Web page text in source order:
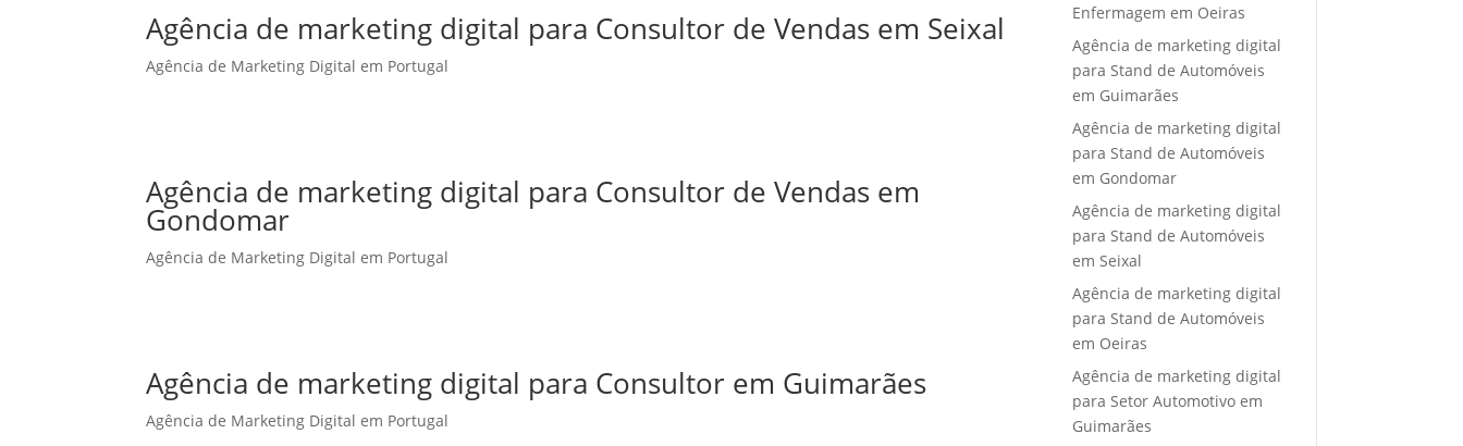
Agência de marketing digital para Consultor de Vendas em Seixal
Agência de Marketing Digital em Portugal
Agência de marketing digital para Consultor de Vendas em
Gondomar
Agência de Marketing Digital em Portugal
Agência de marketing digital para Consultor em Guimarães
Agência de Marketing Digital em Portugal
Enfermagem em Oeiras
Agência de marketing digital
para Stand de Automóveis
em Guimarães
Agência de marketing digital
para Stand de Automóveis
em Gondomar
Agência de marketing digital
para Stand de Automóveis
em Seixal
Agência de marketing digital
para Stand de Automóveis
em Oeiras
Agência de marketing digital
para Setor Automotivo em
Guimarães